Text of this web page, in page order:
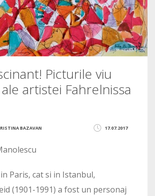
Picturile viu
artistei Fahrelnissa
17.07.2017
BAZAVAN
Paris, cat si in Istanbul,
(1901-1991) a fost un personaj